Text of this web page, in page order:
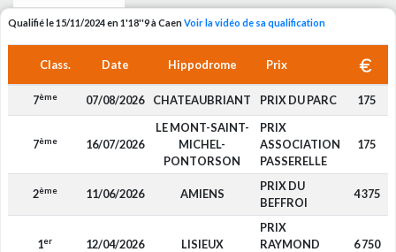
Qualifié le 15/11/2024 en 1'18''9 à CaenVoir la vidéo de sa qualification
Class. Date Hippodrome Prix
7ème 07/08/2026 CHATEAUBRIANT PRIX DU PARC 175
7ème 16/07/2026
LE MONT-SAINT-
MICHEL-
PONTORSON
PRIX
ASSOCIATION
PASSERELLE
175
2ème 11/06/2026 AMIENS
PRIX DU
BEFFROI
4 375
1er 12/04/2026 LISIEUX
PRIX
RAYMOND
6 750